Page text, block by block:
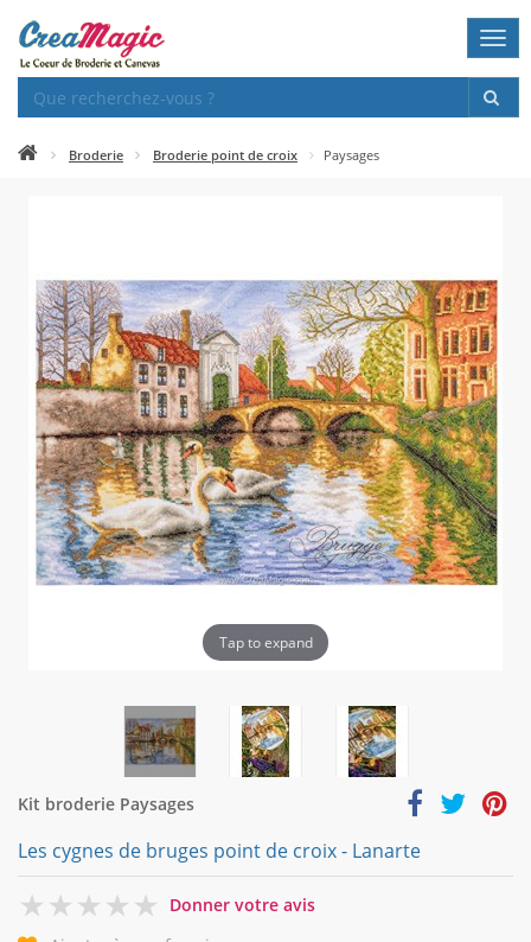
Broderie Broderie point de croix Paysages
Tap to expand
Kit broderie Paysages
Les cygnes de bruges point de croix - Lanarte
0
Donner votre avis